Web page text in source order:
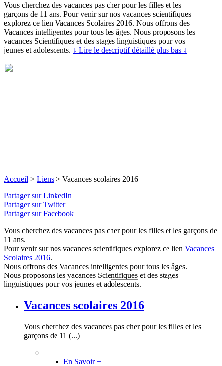
Vous cherchez des vacances pas cher pour les filles et les
garçons de 11 ans. Pour venir sur nos vacances scientifiques
explorez ce lien Vacances Scolaires 2016. Nous offrons des
Vacances intelligentes pour tous les âges. Nous proposons les
vacances Scientifiques et des stages linguistiques pour vos
jeunes et adolescents. ↓ Lire le descriptif détaillé plus bas ↓
Accueil > Liens > Vacances scolaires 2016
Partager sur LinkedIn
Partager sur Twitter
Partager sur Facebook
Vous cherchez des vacances pas cher pour les filles et les garçons de
11 ans.
Pour venir sur nos vacances scientifiques explorez ce lien Vacances
Scolaires 2016.
Nous offrons des Vacances intelligentes pour tous les âges.
Nous proposons les vacances Scientifiques et des stages
linguistiques pour vos jeunes et adolescents.
Vacances scolaires 2016
Vous cherchez des vacances pas cher pour les filles et les
garçons de 11 (...)
En Savoir +